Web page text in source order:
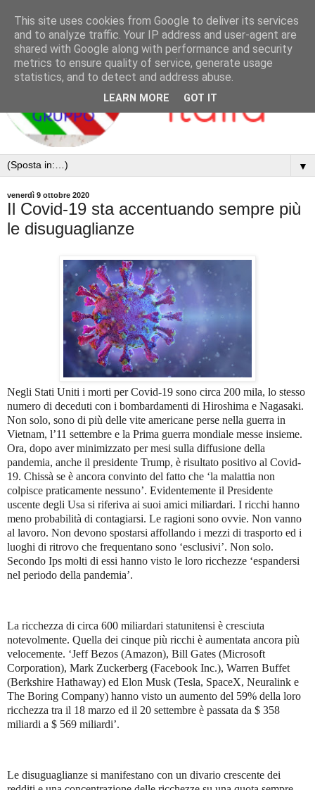
▼
venerdì 9 ottobre 2020
Il Covid-19 sta accentuando sempre più
le disuguaglianze
Negli Stati Uniti i morti per Covid-19 sono circa 200 mila, lo stesso
numero di deceduti con i bombardamenti di Hiroshima e Nagasaki.
Non solo, sono di più delle vite americane perse nella guerra in
Vietnam, l’11 settembre e la Prima guerra mondiale messe insieme.
Ora, dopo aver minimizzato per mesi sulla diffusione della
pandemia, anche il presidente Trump, è risultato positivo al Covid-
19. Chissà se è ancora convinto del fatto che ‘la malattia non
colpisce praticamente nessuno’. Evidentemente il Presidente
uscente degli Usa si riferiva ai suoi amici miliardari. I ricchi hanno
meno probabilità di contagiarsi. Le ragioni sono ovvie. Non vanno
al lavoro. Non devono spostarsi affollando i mezzi di trasporto ed i
luoghi di ritrovo che frequentano sono ‘esclusivi’. Non solo.
Secondo Ips molti di essi hanno visto le loro ricchezze ‘espandersi
nel periodo della pandemia’.
La ricchezza di circa 600 miliardari statunitensi è cresciuta
notevolmente. Quella dei cinque più ricchi è aumentata ancora più
velocemente. ‘Jeff Bezos (Amazon), Bill Gates (Microsoft
Corporation), Mark Zuckerberg (Facebook Inc.), Warren Buffet
(Berkshire Hathaway) ed Elon Musk (Tesla, SpaceX, Neuralink e
The Boring Company) hanno visto un aumento del 59% della loro
ricchezza tra il 18 marzo ed il 20 settembre è passata da $ 358
miliardi a $ 569 miliardi’.
Le disuguaglianze si manifestano con un divario crescente dei
This site uses cookies from Google to deliver its services
and to analyze traffic. Your IP address and user-agent are
shared with Google along with performance and security
metrics to ensure quality of service, generate usage
statistics, and to detect and address abuse.
LEARN MORE GOT IT